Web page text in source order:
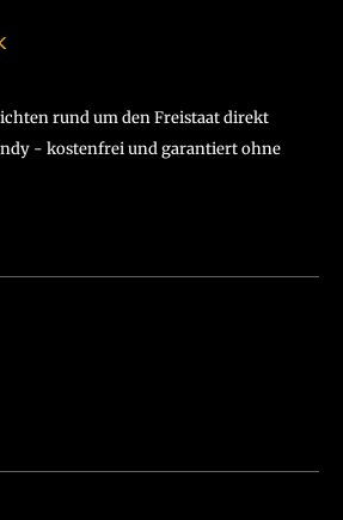
rund um den Freistaat direkt
- kostenfrei und garantiert ohne